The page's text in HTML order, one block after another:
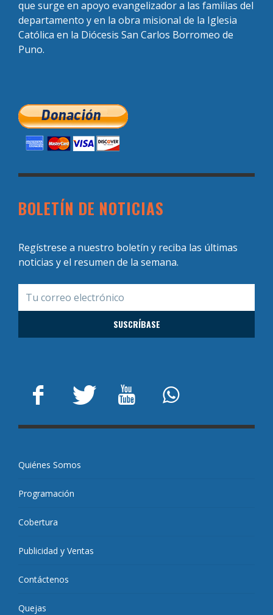
que surge en apoyo evangelizador a las familias del
departamento y en la obra misional de la Iglesia
Católica en la Diócesis San Carlos Borromeo de
Puno.
BOLETÍN DE NOTICIAS
Regístrese a nuestro boletín y reciba las últimas
noticias y el resumen de la semana.
Quiénes Somos
Programación
Cobertura
Publicidad y Ventas
Contáctenos
Quejas